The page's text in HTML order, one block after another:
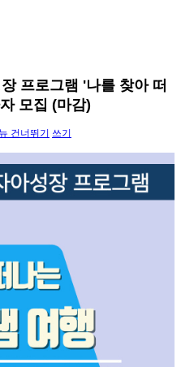
프로그램 '나를 찾아 떠
모집 (마감)
건너뛰기 쓰기